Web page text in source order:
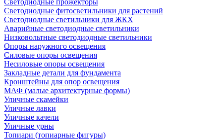
Светодиодные прожекторы
Светодиодные фитосветильники для растений
Светодиодные светильники для ЖКХ
Аварийные светодиодные светильники
Низковольтные светодиодные светильники
Опоры наружного освещения
Силовые опоры освещения
Несиловые опоры освещения
Закладные детали для фундамента
Кронштейны для опор освещения
МАФ (малые архитектурные формы)
Уличные скамейки
Уличные лавки
Уличные качели
Уличные урны
Топиари (топиарные фигуры)